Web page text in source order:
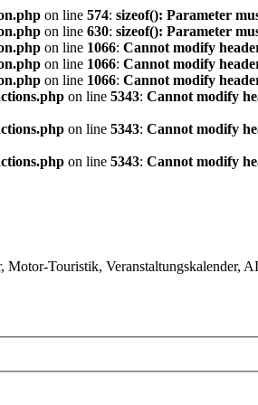
on line 574: sizeof(): Parameter
on line 630: sizeof(): Parameter
on line 1066: Cannot modify
on line 1066: Cannot modify
on line 1066: Cannot modify
on line 5343: Cannot modify
on line 5343: Cannot modify
on line 5343: Cannot modify
Touristik, Veranstaltungskalender,